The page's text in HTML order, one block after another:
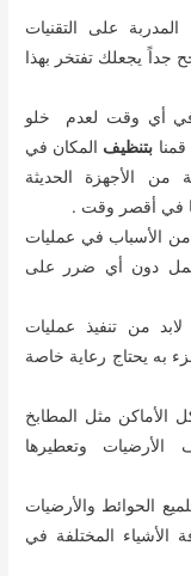
على التقنيات
جداً يجعلك تفتخر بهذا
في أي وقت لعدم خلو
بتنظيف المكان في
الأجهزة الحديثة
في أقصر وقت .
الأسباب في عمليات
دون أي ضرر على
من تنفيذ عمليات
به يحتاج رعاية خاصة
الأماكن مثل المطابخ
الأرضيات وتعطيرها
الحوائط والأرضيات
الأشياء المختلفة في